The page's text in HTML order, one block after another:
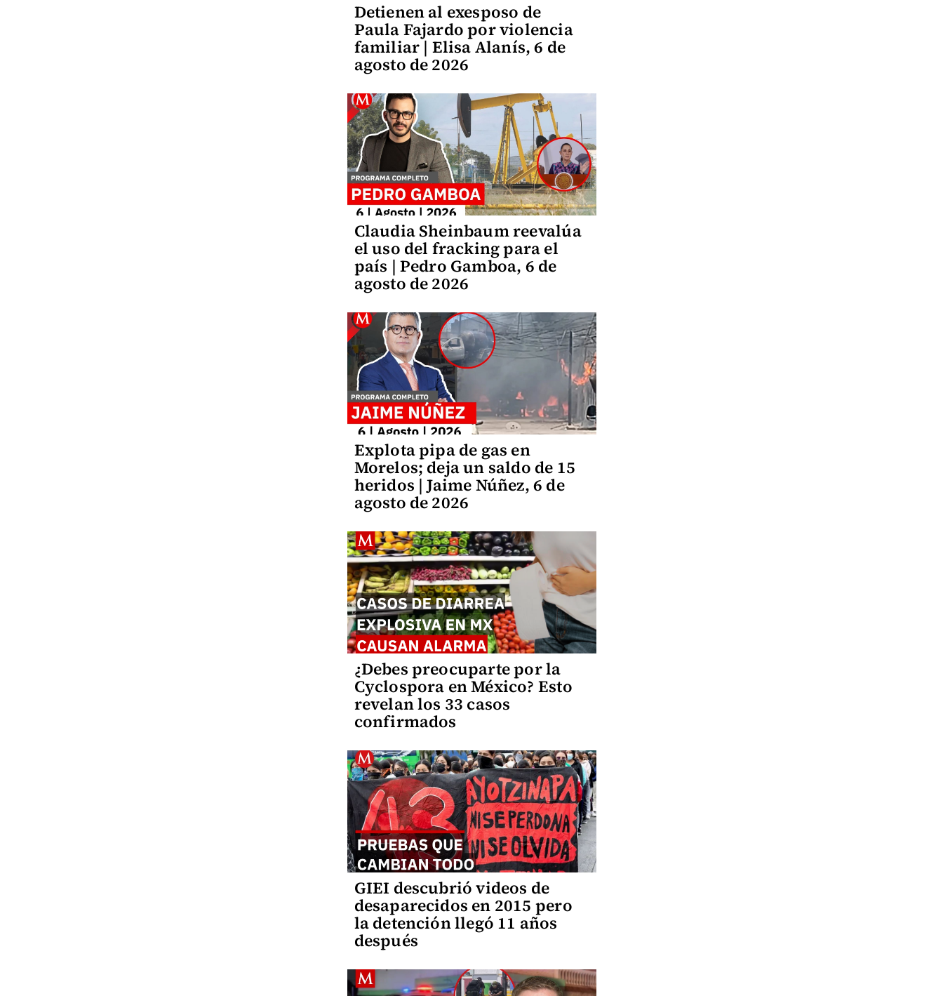
Detienen al exesposo de
Paula Fajardo por violencia
familiar | Elisa Alanís, 6 de
agosto de 2026
Claudia Sheinbaum reevalúa
el uso del fracking para el
país | Pedro Gamboa, 6 de
agosto de 2026
Explota pipa de gas en
Morelos; deja un saldo de 15
heridos | Jaime Núñez, 6 de
agosto de 2026
¿Debes preocuparte por la
Cyclospora en México? Esto
revelan los 33 casos
confirmados
GIEI descubrió videos de
desaparecidos en 2015 pero
la detención llegó 11 años
después